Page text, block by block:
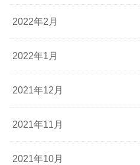
2022年2月
2022年1月
2021年12月
2021年11月
2021年10月